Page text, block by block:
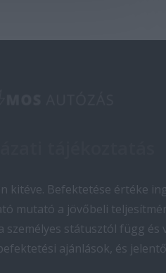
Befektetése értéke
mutató a jövőbeli
személyes státusztól függ és
ajánlások, és